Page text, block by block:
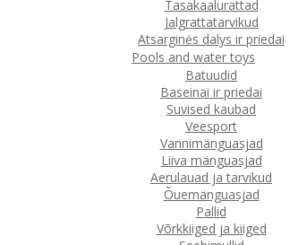
Tasakaalurattad
Jalgrattatarvikud
Atsarginės dalys ir priedai
Pools and water toys
Batuudid
Baseinai ir priedai
Suvised kaubad
Veesport
Vannimänguasjad
Liiva mänguasjad
Aerulauad ja tarvikud
Õuemänguasjad
Pallid
Võrkkiiged ja kiiged